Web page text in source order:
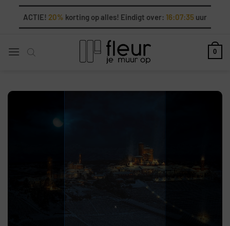
inhoud
ACTIE! 20% korting op alles! Eindigt over: 16:07:35 uur
0